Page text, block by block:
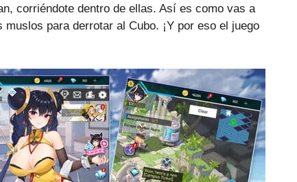
corriéndote dentro de ellas. Así es como vas a
para derrotar al Cubo. ¡Y por eso el juego